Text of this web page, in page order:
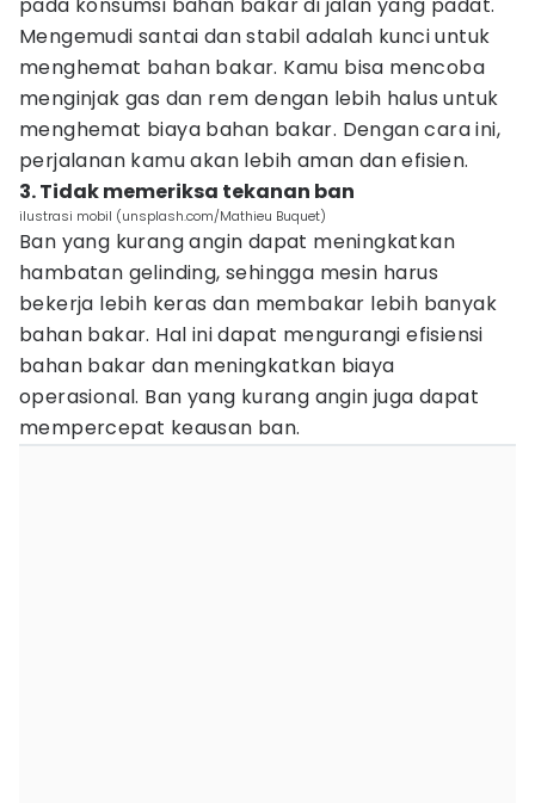
Mengemudi santai dan stabil adalah kunci untuk
menghemat bahan bakar. Kamu bisa mencoba
menginjak gas dan rem dengan lebih halus untuk
menghemat biaya bahan bakar. Dengan cara ini,
perjalanan kamu akan lebih aman dan efisien.
3. Tidak memeriksa tekanan ban
ilustrasi mobil (unsplash.com/Mathieu Buquet)
Ban yang kurang angin dapat meningkatkan
hambatan gelinding, sehingga mesin harus
bekerja lebih keras dan membakar lebih banyak
bahan bakar. Hal ini dapat mengurangi efisiensi
bahan bakar dan meningkatkan biaya
operasional. Ban yang kurang angin juga dapat
mempercepat keausan ban.